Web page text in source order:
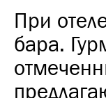
При
бара.